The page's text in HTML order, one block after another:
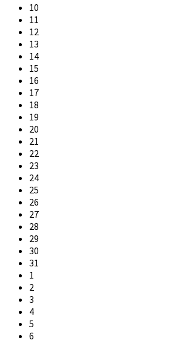
10
11
12
13
14
15
16
17
18
19
20
21
22
23
24
25
26
27
28
29
30
31
1
2
3
4
5
6